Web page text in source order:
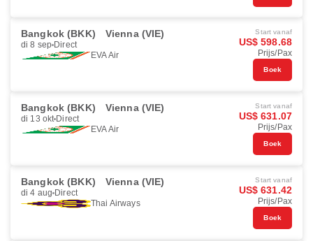
Bangkok (BKK) Vienna (VIE)
di 8 sep Direct
EVA Air
Start vanaf
US$ 598.68
Prijs/Pax
Boek
Bangkok (BKK) Vienna (VIE)
di 13 okt Direct
EVA Air
Start vanaf
US$ 631.07
Prijs/Pax
Boek
Bangkok (BKK) Vienna (VIE)
di 4 aug Direct
Thai Airways
Start vanaf
US$ 631.42
Prijs/Pax
Boek